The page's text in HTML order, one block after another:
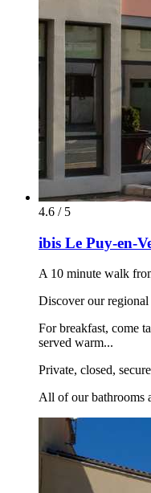
4.6 / 5
ibis Le Puy-en-
A 10 minute walk
Discover our
For breakfast, come
served warm...
Private, closed,
All of our bathrooms